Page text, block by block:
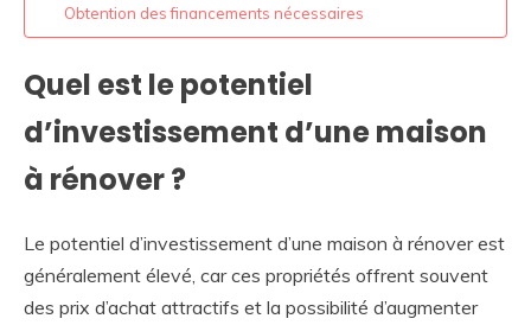
Obtention des financements nécessaires
Quel est le potentiel
d’investissement d’une maison
à rénover ?
Le potentiel d’investissement d’une maison à rénover est
généralement élevé, car ces propriétés offrent souvent
des prix d’achat attractifs et la possibilité d’augmenter